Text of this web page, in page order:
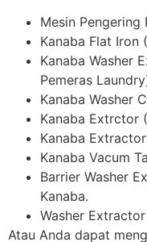
Mesin Pengering
Kanaba Flat Iron
Kanaba Washer
Pemeras
Kanaba Washer
Kanaba Extrctor
Kanaba
Kanaba Vacum
Barrier Washer
Kanaba.
Washer
Atau Anda dapat